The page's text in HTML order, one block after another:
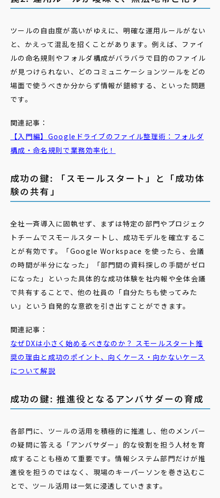
ツールの自由度が高いがゆえに、明確な運用ルールがない
と、かえって混乱を招くことがあります。例えば、ファイ
ルの命名規則やフォルダ構成がバラバラで目的のファイル
が見つけられない、どのコミュニケーションツールをどの
場面で使うべきか分からず情報が錯綜する、といった問題
です。
関連記事：
【入門編】Googleドライブのファイル整理術：フォルダ
構成・ 命名規則 で業務効率化！
成功の鍵: 「スモールスタート」と「成功体
験の共有」
全社一斉導入に固執せず、まずは特定の部門やプロジェク
トチームでスモールスタートし、成功モデルを確立するこ
とが有効です。「Google Workspace を使ったら、会議
の時間が半分になった」「部門間の資料探しの手間がゼロ
になった」といった具体的な成功体験を社内報や全体会議
で共有することで、他の社員の「自分たちも使ってみた
い」という自発的な意欲を引き出すことができます。
関連記事：
なぜDXは小さく始めるべきなのか？ スモールスタート 推
奨の理由と成功のポイント、向くケース・向かないケース
について解説
成功の鍵: 推進役となるアンバサダーの育成
各部門に、ツールの活用を積極的に推進し、他のメンバー
の疑問に答える「アンバサダー」的な役割を担う人材を育
成することも極めて重要です。情報システム部門だけが推
進役を担うのではなく、現場のキーパーソンを巻き込むこ
とで、ツール活用は一気に浸透していきます。